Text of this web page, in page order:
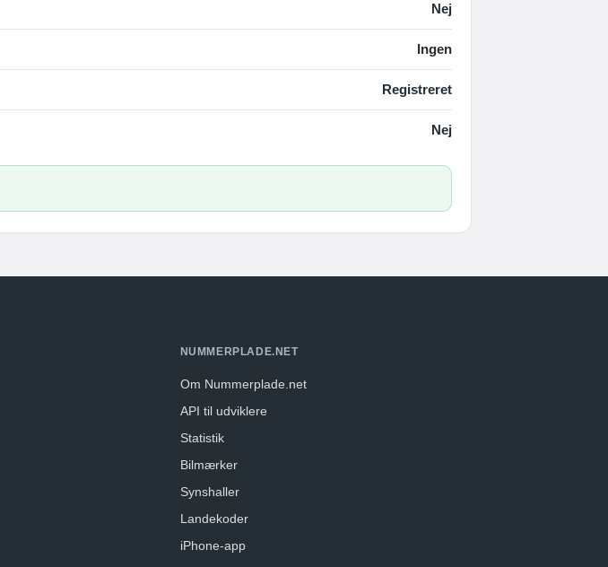
Nej
Ingen
Registreret
Nej
NUMMERPLADE.NET
Om Nummerplade.net
API til udviklere
Statistik
Bilmærker
Synshaller
Landekoder
iPhone-app